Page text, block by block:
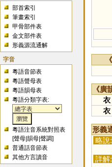
部首索引
筆畫索引
甲骨部件表
金文部件表
形義源流通解
字音
粵語音節表
粵語聲母表
粵語韻母表
粵語分類字表:
粵語注音系統對照表
[聲母 |韻母 |聲調]
普通話音節表
其他方言讀音
《廣
衣
衣
形義
略說:
詳解: